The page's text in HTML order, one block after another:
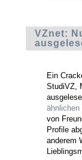
VZnet:
Ein
StudiVZ,
ähnlichen
von
Profile
anderem